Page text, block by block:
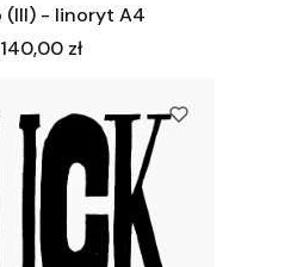
(III) - linoryt A4
Cena
140,00 zł